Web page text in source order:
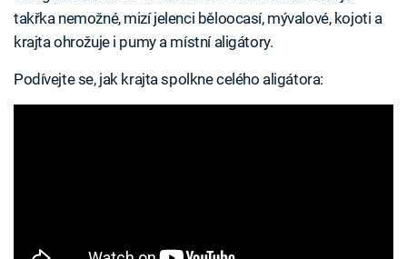
takřka nemožné, mizí jelenci běloocasí, mývalové, kojoti a
krajta ohrožuje i pumy a místní aligátory.
Podívejte se, jak krajta spolkne celého aligátora: